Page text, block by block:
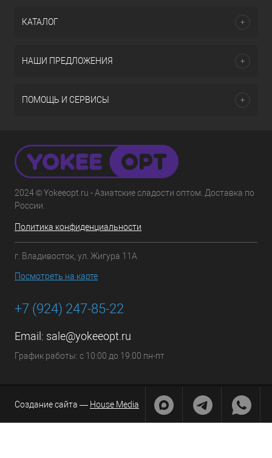
КАТАЛОГ
НАШИ ПРЕДЛОЖЕНИЯ
ПОМОЩЬ И СЕРВИСЫ
2024 © Yokeeopt.ru - Азиатские сладости оптом. Доставка по
России.
Политика конфиденциальности
г. Владивосток, ул. Жигура 11А
Посмотреть на карте
+7 (924) 247-85-22
Email: sale@yokeeopt.ru
График работы: с 10:00 до 19:00 пн-пт
Создание сайта — House Media